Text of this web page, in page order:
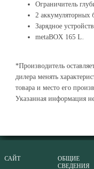
Ограничитель
2
Зарядное
metaBOX 165 L.
*Производитель
дилера менять
товара и место его
Указанная информация
САЙТ
ОБЩИЕ
СВЕДЕНИЯ